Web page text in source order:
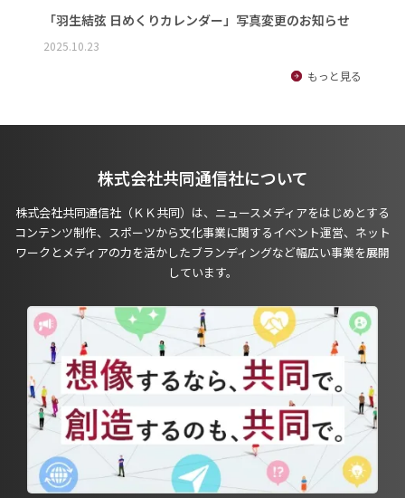
「羽生結弦 日めくりカレンダー」写真変更のお知らせ
2025.10.23
もっと見る
株式会社共同通信社について
株式会社共同通信社（ＫＫ共同）は、ニュースメディアをはじめとする
コンテンツ制作、スポーツから文化事業に関するイベント運営、ネット
ワークとメディアの力を活かしたブランディングなど幅広い事業を展開
しています。